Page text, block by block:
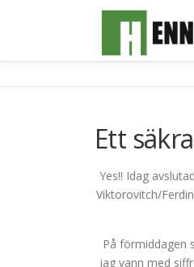
Ett
Yes!! Idag
Viktorovitch/
På förmiddagen
jag vann med